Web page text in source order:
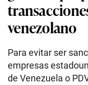
venezolano
Para evitar ser
empresas
de Venezuela o